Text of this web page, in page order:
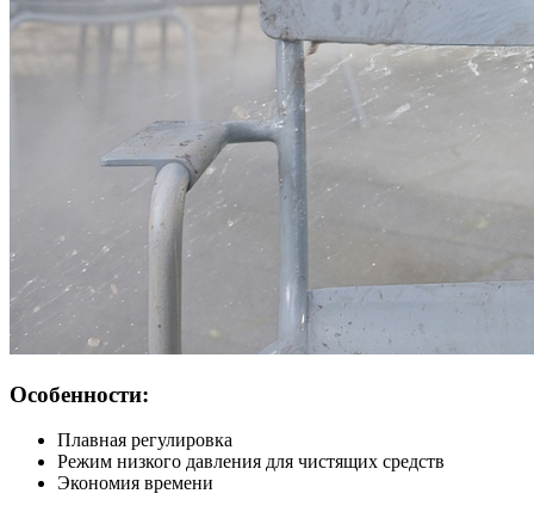
Особенности:
Плавная регулировка
Режим низкого давления для чистящих средств
Экономия времени